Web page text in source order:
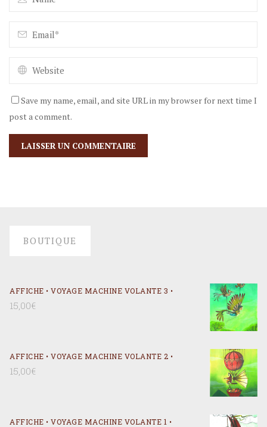
Save my name, email, and site URL in my browser for next time I
post a comment.
BOUTIQUE
AFFICHE • VOYAGE MACHINE VOLANTE 3 •
15,00€
AFFICHE • VOYAGE MACHINE VOLANTE 2 •
15,00€
AFFICHE • VOYAGE MACHINE VOLANTE 1 •